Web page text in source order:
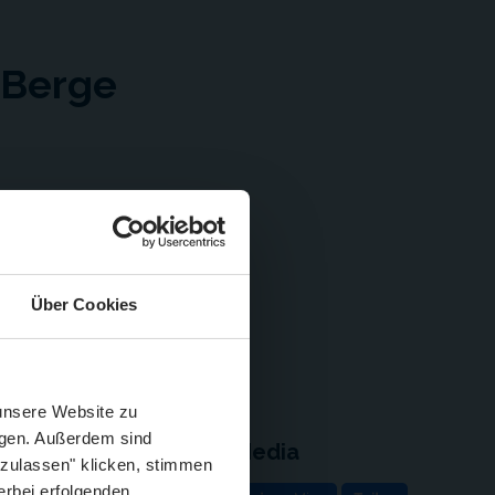
Über Cookies
Website zu
Außerdem sind
klicken, stimmen
ist der Bau einer
Gelenke
Social Media
Schließen
im August